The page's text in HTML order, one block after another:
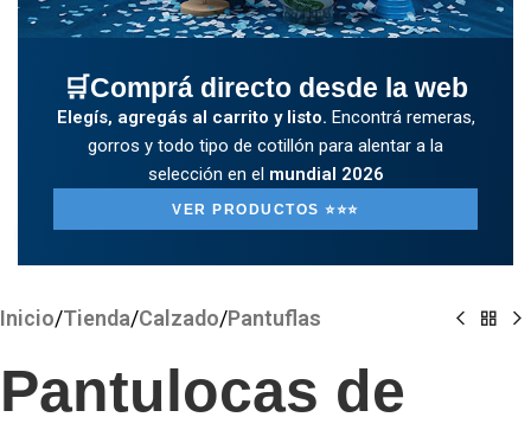
🛒Comprá directo desde la web
Elegís, agregás al carrito y listo. Encontrá remeras,
gorros y todo tipo de cotillón para alentar a la
selección en el mundial 2026
VER PRODUCTOS ⭐️⭐️⭐️
Clickee para agrandar
Inicio/Tienda/Calzado/Pantuflas
Pantulocas de